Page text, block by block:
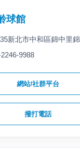
球館
新北市中和區錦中里
9988
網站/社群平台
撥打電話